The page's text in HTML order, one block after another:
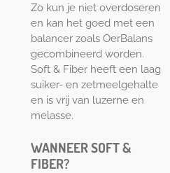
Zo kun je niet overdoseren
en kan het goed met een
balancer zoals OerBalans
gecombineerd worden.
Soft & Fiber heeft een laag
suiker- en zetmeelgehalte
en is vrij van luzerne en
melasse.
WANNEER SOFT &
FIBER?